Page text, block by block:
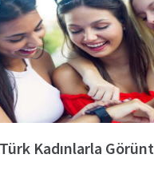
Kadınlarla